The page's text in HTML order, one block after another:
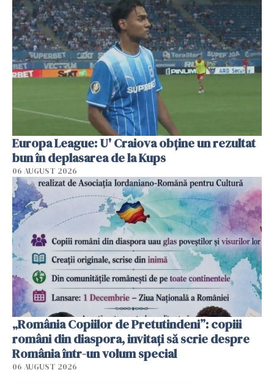
Europa League: U' Craiova obține un rezultat
bun în deplasarea de la Kups
06 AUGUST 2026
„România Copiilor de Pretutindeni”: copiii
români din diaspora, invitați să scrie despre
România într-un volum special
06 AUGUST 2026